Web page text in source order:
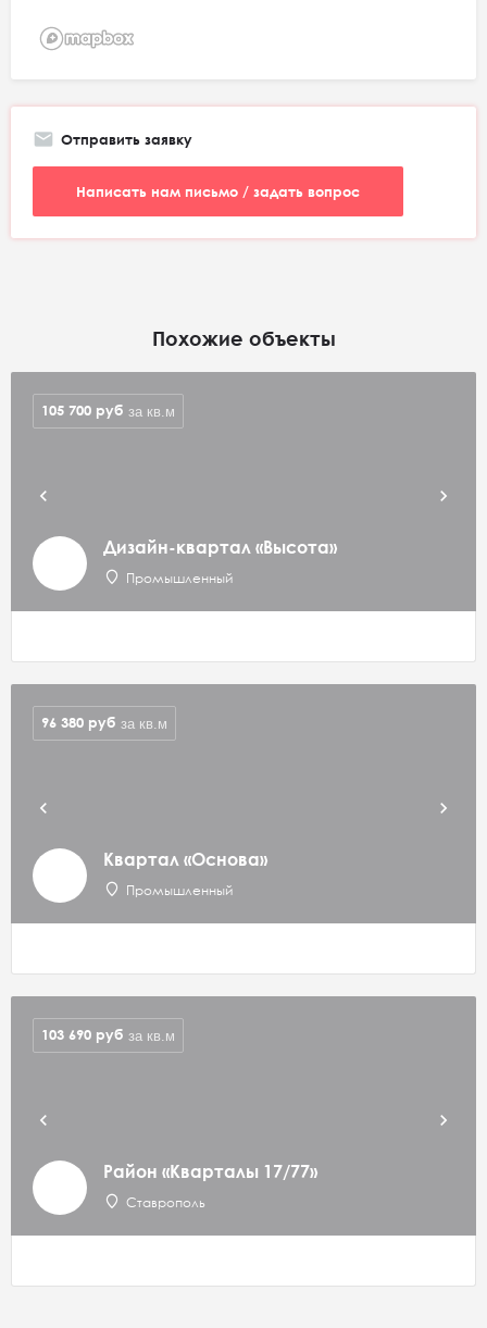
Отправить заявку
Написать нам письмо / задать вопрос
Похожие объекты
Дизайн-квартал «Высота»
Промышленный
105 700 руб за кв.м
Квартал «Основа»
Промышленный
96 380 руб за кв.м
Район «Кварталы 17/77»
Ставрополь
103 690 руб за кв.м